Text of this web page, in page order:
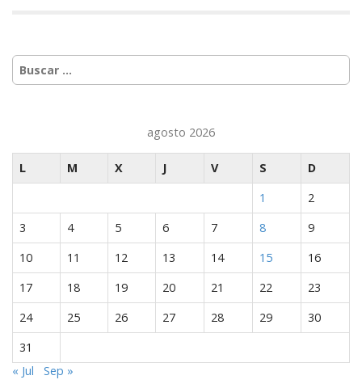
Buscar:
agosto 2026
L M X J V S
D
1
2
3
4 5 6 7 8
9
10
11 12 13 14 15
16
17
18 19 20 21 22
23
24
25 26 27 28 29
30
31
« Jul
Sep »